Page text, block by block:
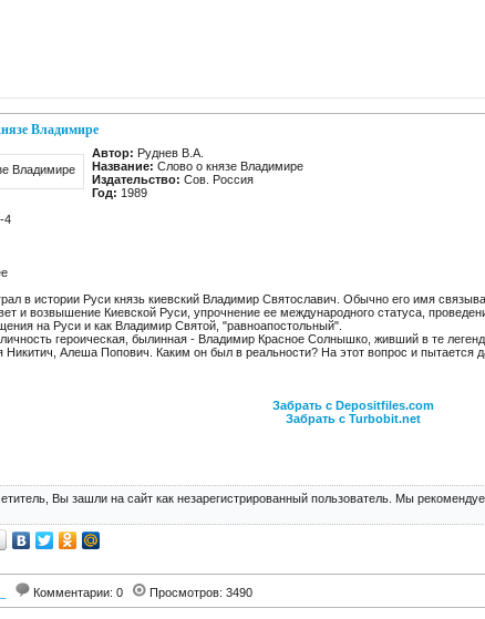
Владимире
Автор: Руднев В.А.
Название: Слово о князе Владимире
Издательство: Сов. Россия
Год: 1989
4
в истории Руси князь киевский Владимир Святославич. Обычно его имя
и возвышение Киевской Руси, упрочнение ее международного статуса,
на Руси и как Владимир Святой, "равноапостольный".
героическая, былинная - Владимир Красное Солнышко, живший в те
Алеша Попович. Каким он был в реальности? На этот вопрос и пытается
Забрать с Depositfiles.com
Забрать с Turbobit.net
Вы зашли на сайт как незарегистрированный пользователь. Мы
Комментарии: 0 Просмотров: 3490